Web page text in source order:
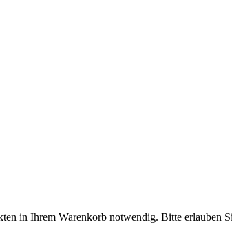
in Ihrem Warenkorb notwendig. Bitte erlauben